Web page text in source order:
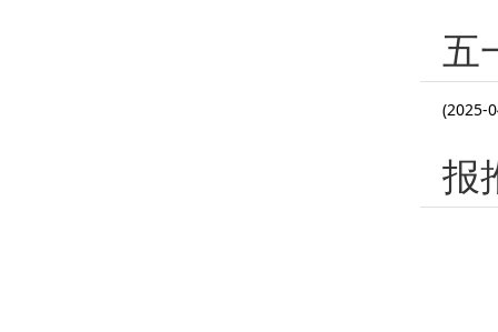
五
(2025-
报